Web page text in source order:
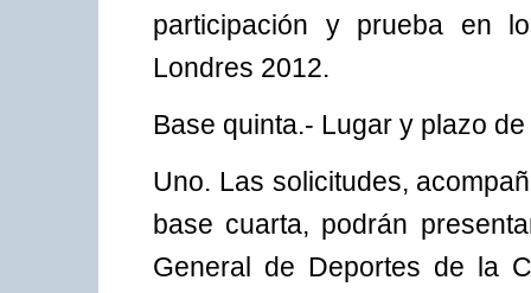
participación y prueba en
Londres 2012.
Base quinta.- Lugar y plazo
Uno. Las solicitudes,
base cuarta, podrán
General de Deportes de la